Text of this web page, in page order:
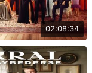
02:08:34